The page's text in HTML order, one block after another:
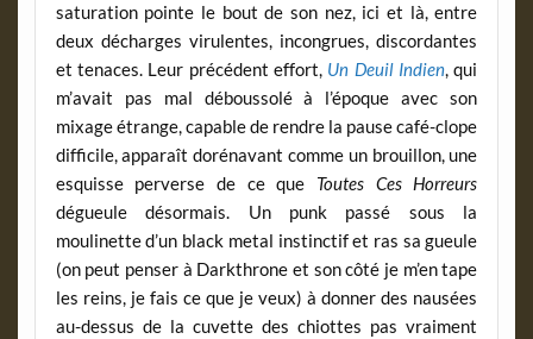
saturation pointe le bout de son nez, ici et là, entre
deux décharges virulentes, incongrues, discordantes
et tenaces. Leur précédent effort, Un Deuil Indien, qui
m’avait pas mal déboussolé à l’époque avec son
mixage étrange, capable de rendre la pause café-clope
difficile, apparaît dorénavant comme un brouillon, une
esquisse perverse de ce que Toutes Ces Horreurs
dégueule désormais. Un punk passé sous la
moulinette d’un black metal instinctif et ras sa gueule
(on peut penser à Darkthrone et son côté je m’en tape
les reins, je fais ce que je veux) à donner des nausées
au-dessus de la cuvette des chiottes pas vraiment